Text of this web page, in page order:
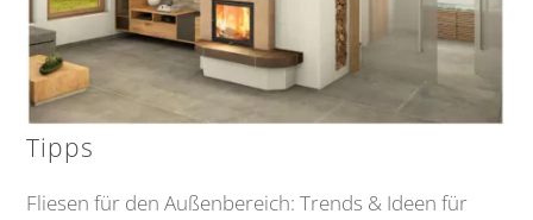
Tipps
Fliesen für den Außenbereich: Trends & Ideen für